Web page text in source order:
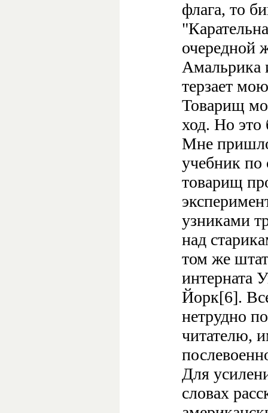
флага, то
очередной
Амальрика
терзает
Товарищ
ход. Но это
Мне
учебник
товарищ
узниками
над
том же
интерната
Йорк[6].
нетрудно
читателю,
Для
словах